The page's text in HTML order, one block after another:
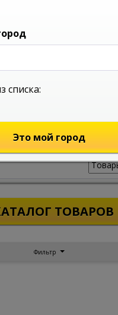
ИНТЕРНЕТ МАГАЗИН
ТОВАРОВ
Фильтр
списка:
Это мой город